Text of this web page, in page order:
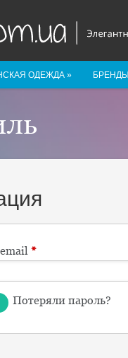
ОДЕЖДА » БРЕНДЫ
*
Потеряли пароль?